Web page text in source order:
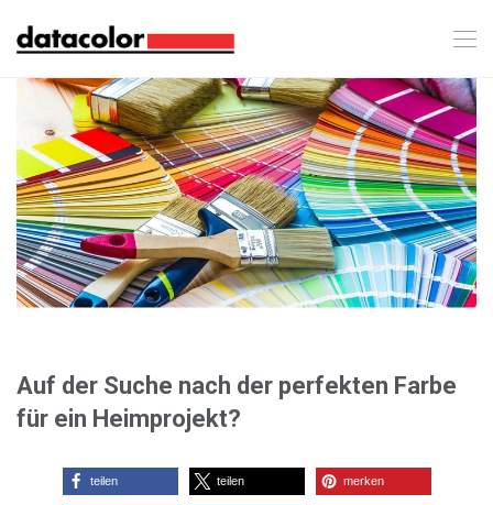
Auf der Suche nach der perfekten Farbe
für ein Heimprojekt?
teilen teilen merken